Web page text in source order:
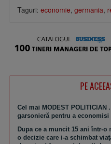
Taguri: economie, germania,
PE
Cel mai MODEST
garsonieră pentru a
Dupa ce a muncit 15 ani într-
o decizie care i-a schimbat